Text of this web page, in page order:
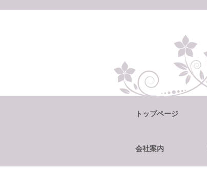
トップページ
会社案内